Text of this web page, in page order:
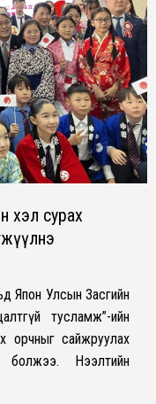
хэл сурах
Япон Улсын Засгийн
тусламж”-ийн
орчныг сайжруулах
болжээ. Нээлтийн